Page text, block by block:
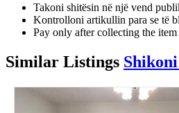
Takoni shitësin në një vend
Kontrolloni artikullin para se të
Pay only after collecting the item
Similar Listings